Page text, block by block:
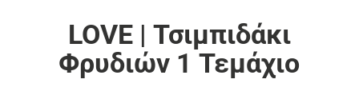
LOVE | Τσιμπιδάκι
Φρυδιών 1 Τεμάχιο